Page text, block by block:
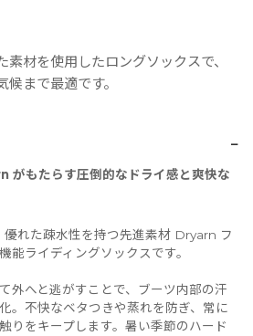
材を使用したロングソックスで、
まで最適です。
−
がもたらす圧倒的なドライ感と爽快な
れた疎水性を持つ先進素材 Dryarn フ
能ライディングソックスです。
外へと逃がすことで、ブーツ内部の汗
。不快なベタつきや蒸れを防ぎ、常に
りをキープします。暑い季節のハード